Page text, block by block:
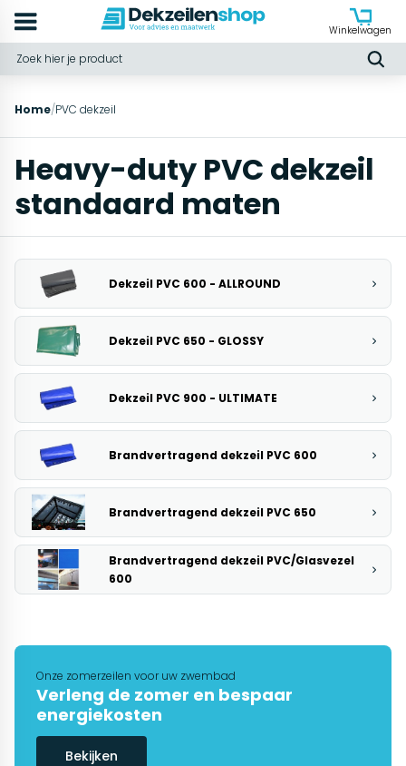
Winkelwagen
Home/PVC dekzeil
Heavy-duty PVC dekzeil
standaard maten
Dekzeil PVC 600 - ALLROUND
Dekzeil PVC 650 - GLOSSY
Dekzeil PVC 900 - ULTIMATE
Brandvertragend dekzeil PVC 600
Brandvertragend dekzeil PVC 650
Brandvertragend dekzeil PVC/Glasvezel
600
Onze zomerzeilen voor uw zwembad
Verleng de zomer en bespaar
energiekosten
Bekijken